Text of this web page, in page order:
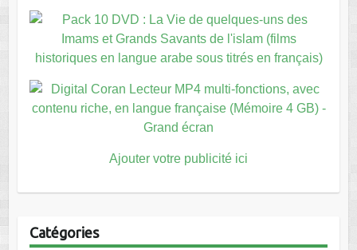
Ajouter votre publicité ici
Catégories